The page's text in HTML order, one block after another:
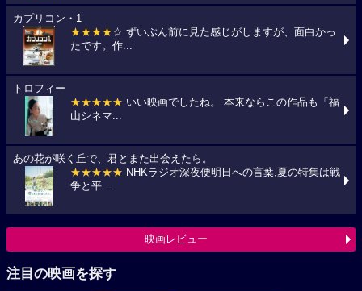
カプリコン・1
★★★★☆ ずいぶん前に見た感じがしますが、面白かっ
たです。作...
トロフィー
★★★★★ いい映画でしたね。 本来ならこの作品も「福
山シネマ...
あの花が咲く丘で、君とまた出会えたら。
★★★★★ NHKラジオ深夜便明日への言葉,夏の特集は戦
争と平...
映画レビュー
注目の映画を探す